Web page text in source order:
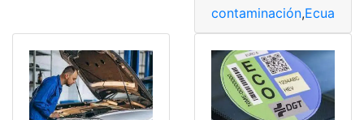
contaminación,Ecuador